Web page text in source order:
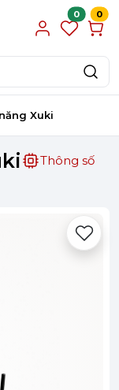
0 0
Xuki
Thông số